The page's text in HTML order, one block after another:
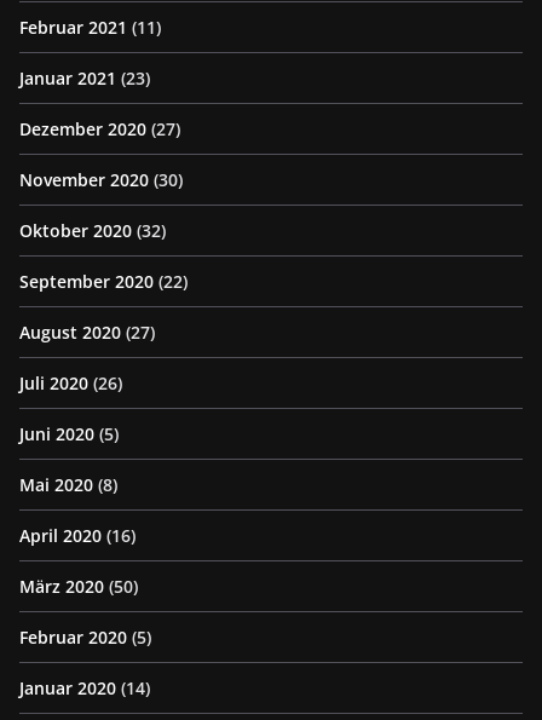
Februar 2021 (11)
Januar 2021 (23)
Dezember 2020 (27)
November 2020 (30)
Oktober 2020 (32)
September 2020 (22)
August 2020 (27)
Juli 2020 (26)
Juni 2020 (5)
Mai 2020 (8)
April 2020 (16)
März 2020 (50)
Februar 2020 (5)
Januar 2020 (14)